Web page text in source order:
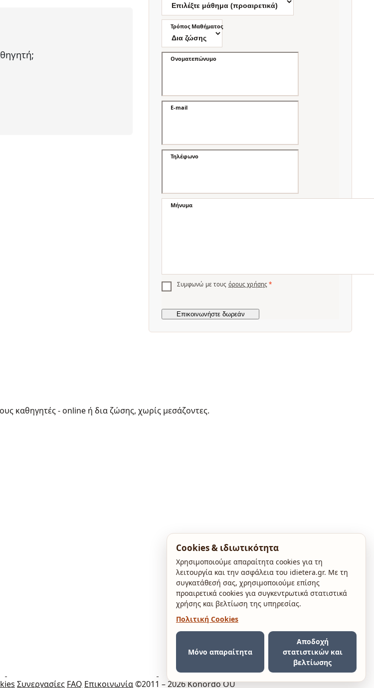
Τρόπος Μαθήματος
Ονοματεπώνυμο
E-mail
Τηλέφωνο
Μήνυμα
Συμφωνώ με τους όρους χρήσης *
καθηγητές - online ή δια ζώσης, χωρίς μεσάζοντες.
Συνεργασίες FAQ Επικοινωνία©2011 – 2026 Konordo OÜ
Cookies & ιδιωτικότητα
Χρησιμοποιούμε απαραίτητα cookies για τη
λειτουργία και την ασφάλεια του idietera.gr. Με τη
συγκατάθεσή σας, χρησιμοποιούμε επίσης
προαιρετικά cookies για συγκεντρωτικά στατιστικά
χρήσης και βελτίωση της υπηρεσίας.
Πολιτική Cookies
Μόνο απαραίτητα
Αποδοχή
στατιστικών και
βελτίωσης